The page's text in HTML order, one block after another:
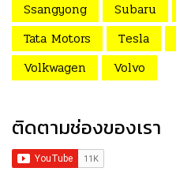
Ssangyong
Subaru
Tata Motors
Tesla
Volkwagen
Volvo
ติดตามช่องของเรา